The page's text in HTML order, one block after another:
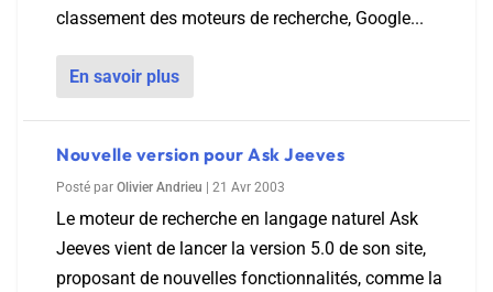
classement des moteurs de recherche, Google...
En savoir plus
Nouvelle version pour Ask Jeeves
Posté par Olivier Andrieu 21 Avr 2003
Le moteur de recherche en langage naturel Ask
Jeeves vient de lancer la version 5.0 de son site,
proposant de nouvelles fonctionnalités, comme la